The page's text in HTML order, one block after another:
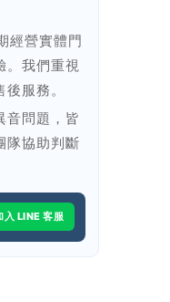
經營實體門
。我們重視
服務。
音問題，皆
隊協助判斷
入 LINE 客服